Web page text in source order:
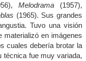
Melodrama (1957),
(1965). Sus grandes
Tuvo una visión
materializó en imágenes
cuales debería brotar la
técnica fue muy variada,